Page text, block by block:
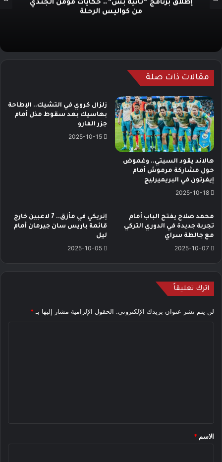
إطلاق برنامج “ثانية بس”.. حكايات مؤمن الجندي
من كواليس الرحلة
مقالات ذات صلة
هالاند يقود السيتي.. وغموض
حول مشاركة مرموش أمام
إيفرتون في البريميرليج
2025-10-18
زلزال كروي في التشيك.. الإطاحة
بهاسيك بعد سقوط مذل أمام
جزر الفارو
2025-10-15
محمد صلاح يفتح الباب أمام
تجربة جديدة في الدوري التركي
مع جالطة سراي
2025-10-07
إنريكي في مأزق.. 7 لاعبين خارج
قائمة باريس سان جيرمان أمام
ليل
2025-10-05
اترك تعليقاً
لن يتم نشر عنوان بريدك الإلكتروني. الحقول الإلزامية مشار إليها بـ *
*
الاسم *